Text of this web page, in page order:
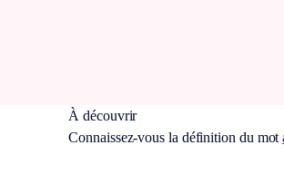
À découvrir
Connaissez-vous la définition du mot